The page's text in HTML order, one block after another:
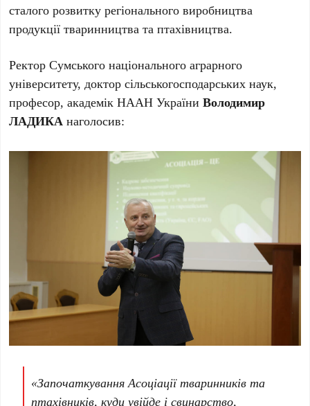
сталого розвитку регіонального виробництва
продукції тваринництва та птахівництва.
Ректор Сумського національного аграрного
університету, доктор сільськогосподарських наук,
професор, академік НААН УкраїниВолодимир
ЛАДИКА наголосив:
«Започаткування Асоціації тваринників та
птахівників, куди увійде і свинарство,